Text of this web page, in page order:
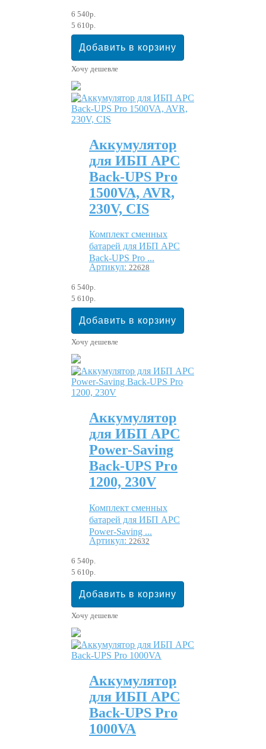
6 540р.
5 610р.
Хочу дешевле
Аккумулятор
для ИБП APC
Back-UPS Pro
1500VA, AVR,
230V, CIS
Комплект сменных
батарей для ИБП APC
Back-UPS Pro ...
Артикул: 22628
6 540р.
5 610р.
Хочу дешевле
Аккумулятор
для ИБП APC
Power-Saving
Back-UPS Pro
1200, 230V
Комплект сменных
батарей для ИБП APC
Power-Saving ...
Артикул: 22632
6 540р.
5 610р.
Хочу дешевле
Аккумулятор
для ИБП APC
Back-UPS Pro
1000VA